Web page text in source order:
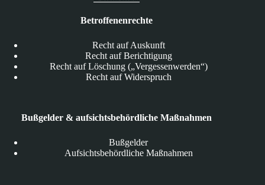
Betroffenenrechte
Recht auf Auskunft
Recht auf Berichtigung
Recht auf Löschung („Vergessenwerden“)
Recht auf Widerspruch
Bußgelder & aufsichtsbehördliche Maßnahmen
Bußgelder
Aufsichtsbehördliche Maßnahmen